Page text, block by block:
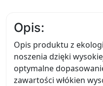
Opis:
Opis produktu z
noszenia dzięki
optymalne
zawartości włókien